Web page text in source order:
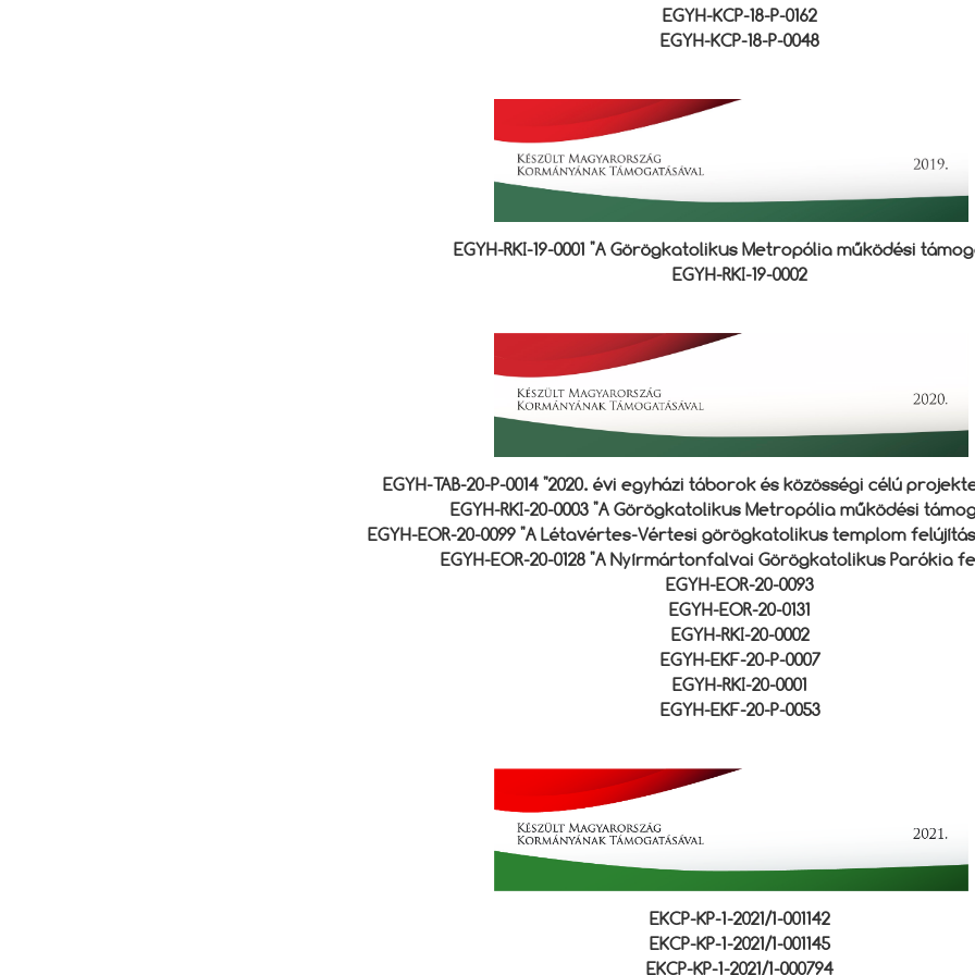
EGYH-KCP-18-P-0162
EGYH-KCP-18-P-0048
EGYH-RKI-19-0001 "A Görögkatolikus Metropólia működési
EGYH-RKI-19-0002
EGYH-TAB-20-P-0014 "2020. évi egyházi táborok és közösségi célú
EGYH-RKI-20-0003 "A Görögkatolikus Metropólia működési
EGYH-EOR-20-0099 "A Létavértes-Vértesi görögkatolikus templom
EGYH-EOR-20-0128 "A Nyírmártonfalvai Görögkatolikus Parókia
EGYH-EOR-20-0093
EGYH-EOR-20-0131
EGYH-RKI-20-0002
EGYH-EKF-20-P-0007
EGYH-RKI-20-0001
EGYH-EKF-20-P-0053
EKCP-KP-1-2021/1-001142
EKCP-KP-1-2021/1-001145
EKCP-KP-1-2021/1-000794